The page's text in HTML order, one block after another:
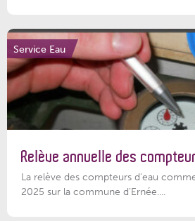
Service Eau
Relève annuelle des
La relève des compteurs d'eau
2025 sur la commune d’Ernée....